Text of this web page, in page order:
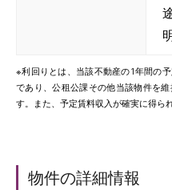
※利回りとは、当該不動産の1年間の
であり、公租公課その他当該物件を
す。また、予定賃料収入が確実に得ら
物件の詳細情報